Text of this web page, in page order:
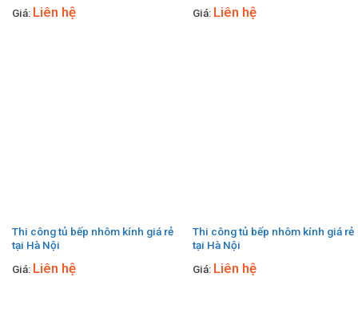
Giá: Liên hệ
Giá: Liên hệ
Thi công tủ bếp nhôm kính giá rẻ
tại Hà Nội
Giá: Liên hệ
Thi công tủ bếp nhôm kính giá rẻ
tại Hà Nội
Giá: Liên hệ